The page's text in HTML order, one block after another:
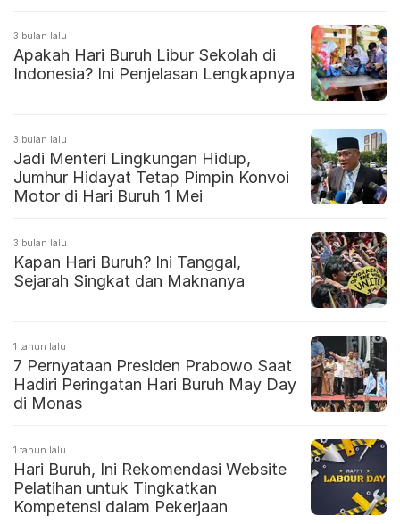
3 bulan lalu
Apakah Hari Buruh Libur Sekolah di
Indonesia? Ini Penjelasan Lengkapnya
3 bulan lalu
Jadi Menteri Lingkungan Hidup,
Jumhur Hidayat Tetap Pimpin Konvoi
Motor di Hari Buruh 1 Mei
3 bulan lalu
Kapan Hari Buruh? Ini Tanggal,
Sejarah Singkat dan Maknanya
1 tahun lalu
7 Pernyataan Presiden Prabowo Saat
Hadiri Peringatan Hari Buruh May Day
di Monas
1 tahun lalu
Hari Buruh, Ini Rekomendasi Website
Pelatihan untuk Tingkatkan
Kompetensi dalam Pekerjaan